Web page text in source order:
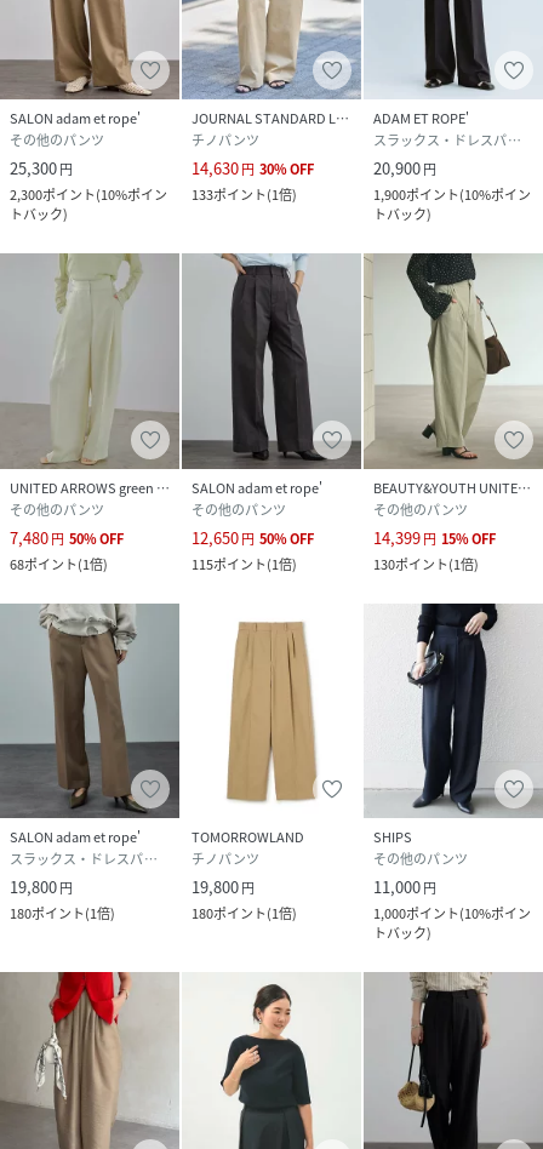
生地の厚さ：やや薄手
-----------------------------
性別タイプ レディース
原産国
ブラック（01）：日本｜ベージュ（27）：日本
｜ネイビー（40）：日本
素材
ブラック（01）：ポリエステル 100%｜ベージ
ュ（27）：ポリエステル 100%｜ネイビー
（40）：コットン 64% ポリエステル 36%
サイズ
クリーニング
ベージュ（27）：洗濯機（極弱）・漂白、タン
ブル乾燥禁止
ネイビー（40）：洗濯機（極弱）・漂白、タン
ブル乾燥禁止
品番
RX2092_SHS36300
SHS36300-27-003 RX2092
SALON adam et rope'
その他のパンツ
25,300円
2,300ポイント(10%ポイン
トバック)
JOURNAL STANDARD L'ESSAGE
チノパンツ
14,630円 30%OFF
133ポイント(1倍)
ADAM ET ROPE'
スラックス・ドレスパンツ
20,900円
1,900ポイント(10%ポイン
トバック)
UNITED ARROWS green label relaxing
その他のパンツ
7,480円 50%OFF
68ポイント(1倍)
SALON adam et rope'
その他のパンツ
12,650円 50%OFF
115ポイント(1倍)
BEAUTY&YOUTH UNITED ARROWS
その他のパンツ
14,399円 15%OFF
130ポイント(1倍)
SALON adam et rope'
スラックス・ドレスパンツ
19,800円
180ポイント(1倍)
TOMORROWLAND
チノパンツ
19,800円
180ポイント(1倍)
SHIPS
その他のパンツ
11,000円
1,000ポイント(10%ポイン
トバック)